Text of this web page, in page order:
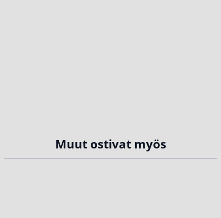
Muut ostivat myös